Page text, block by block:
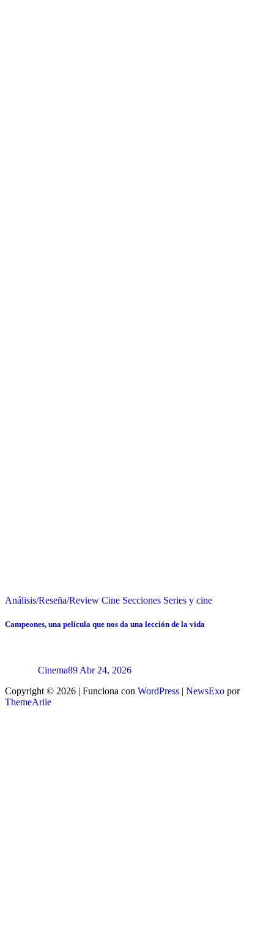
Análisis/Reseña/Review Cine Secciones Series y cine
Campeones, una película que nos da una lección de la vida
Cinema89 Abr 24, 2026
Copyright © 2026 | Funciona con WordPress | NewsExo por
ThemeArile